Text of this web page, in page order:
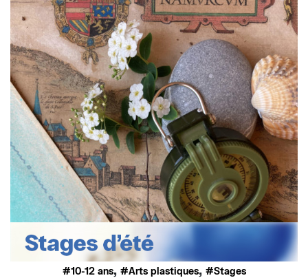
10-12 ans, Arts plastiques, Stages